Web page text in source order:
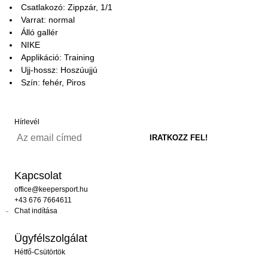
Csatlakozó: Zippzár, 1/1
Varrat: normal
Álló gallér
NIKE
Applikáció: Training
Ujj-hossz: Hoszúujjú
Szín: fehér, Piros
Hírlevél
Kapcsolat
office@keepersport.hu
+43 676 7664611
Chat indítása
Ügyfélszolgálat
Hétfő-Csütörtök